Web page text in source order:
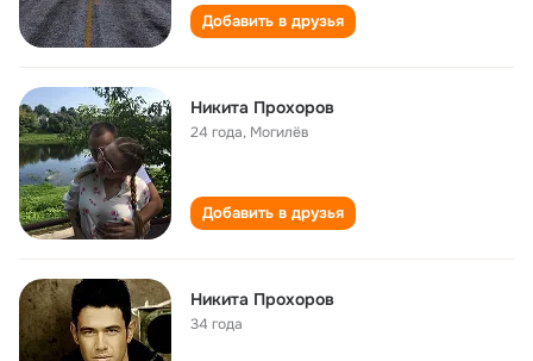
Добавить в друзья
Никита Прохоров
24 года, Могилёв
Добавить в друзья
Никита Прохоров
34 года